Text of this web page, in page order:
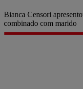
Bianca Censori
combinado com marido